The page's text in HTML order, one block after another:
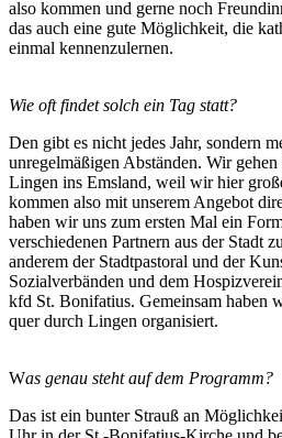
also kommen und gerne noch
das auch eine gute Möglichkeit, die
einmal kennenzulernen.
Wie oft findet solch ein Tag statt?
Den gibt es nicht jedes Jahr, sondern
unregelmäßigen Abständen. Wir
Lingen ins Emsland, weil wir hier
kommen also mit unserem Angebot
haben wir uns zum ersten Mal ein
verschiedenen Partnern aus der Stadt
anderem der Stadtpastoral und der
Sozialverbänden und dem
kfd St. Bonifatius. Gemeinsam haben
quer durch Lingen organisiert.
Was genau steht auf dem Programm?
Das ist ein bunter Strauß an